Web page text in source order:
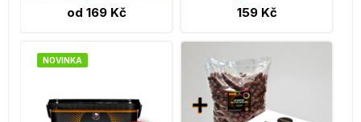
od 169 Kč 159 Kč
NOVINKA